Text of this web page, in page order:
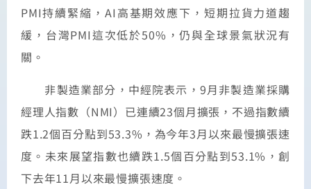
PMI持續緊縮，AI高基期效應下，短期拉貨力道趨
緩，台灣PMI這次低於50%，仍與全球景氣狀況有
關。
非製造業部分，中經院表示，9月非製造業採購
經理人指數（NMI）已連續23個月擴張，不過指數續
跌1.2個百分點到53.3%，為今年3月以來最慢擴張速
度。未來展望指數也續跌1.5個百分點到53.1%，創
下去年11月以來最慢擴張速度。